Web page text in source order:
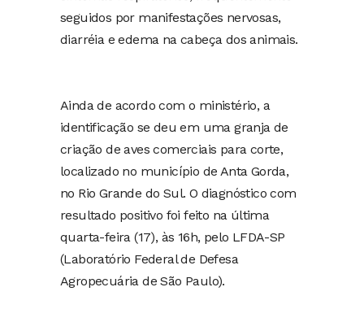
seguidos por manifestações nervosas,
diarréia e edema na cabeça dos animais.
Ainda de acordo com o ministério, a
identificação se deu em uma granja de
criação de aves comerciais para corte,
localizado no município de Anta Gorda,
no Rio Grande do Sul. O diagnóstico com
resultado positivo foi feito na última
quarta-feira (17), às 16h, pelo LFDA-SP
(Laboratório Federal de Defesa
Agropecuária de São Paulo).